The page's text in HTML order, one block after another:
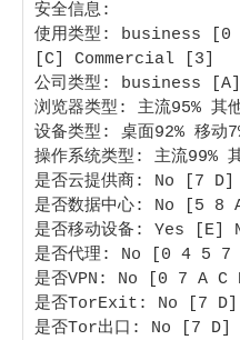
安全信息:
使用类型: business
[C] Commercial [3]
公司类型: business
浏览器类型: 主流95%
设备类型: 桌面92% 移
操作系统类型: 主流99%
是否云提供商: No [7 D]
是否数据中心: No [5 8
是否移动设备: Yes [E]
是否代理: No [0 4 5
是否VPN: No [0 7 A C
是否TorExit: No [7 D]
是否Tor出口: No [7 D]